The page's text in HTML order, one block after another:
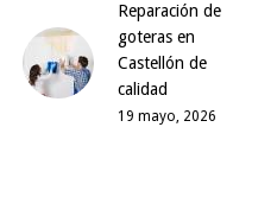
Reparación de
goteras en
Castellón de
calidad
19 mayo, 2026